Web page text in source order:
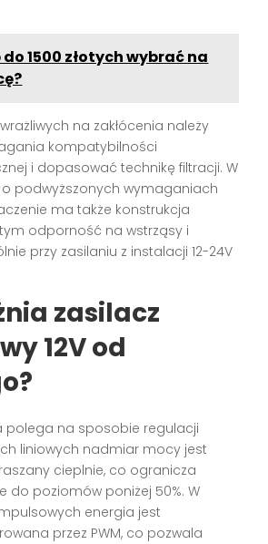
1500 złotych wybrać na
na zakłócenia należy
kompatybilności
i dopasować technikę filtracji. W
podwyższonych wymaganiach
ma także konstrukcja
odporność na wstrząsy i
przy zasilaniu z instalacji 12-24V
zasilacz
12V od
polega na sposobie regulacji
liniowych nadmiar mocy jest
cieplnie, co ogranicza
do poziomów poniżej 50%. W
energia jest
przez PWM, co pozwala